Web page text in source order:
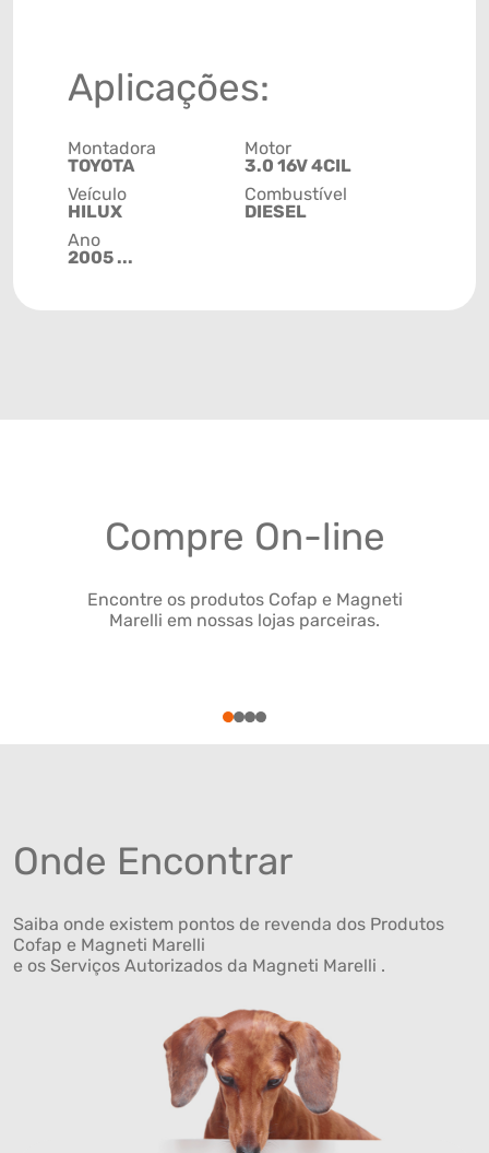
Aplicações:
Montadora
TOYOTA
Veículo
HILUX
Ano
2005 ...
Motor
3.0 16V 4CIL
Combustível
DIESEL
Compre On-line
Encontre os produtos Cofap e Magneti
Marelli em nossas lojas parceiras.
1234
Onde Encontrar
Saiba onde existem pontos de revenda dos Produtos
Cofap e Magneti Marelli
e os Serviços Autorizados da Magneti Marelli .